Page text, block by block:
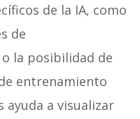
de la IA, como
de
la posibilidad de
entrenamiento
ayuda a visualizar